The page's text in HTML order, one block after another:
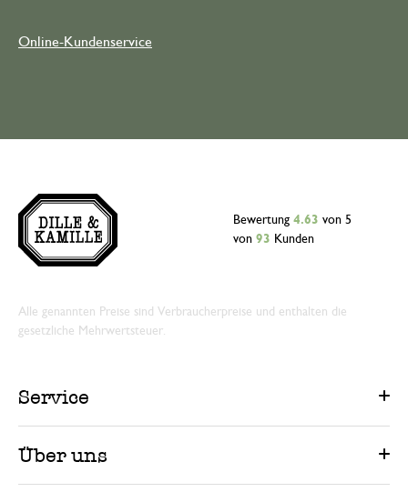
Online-Kundenservice
Bewertung 4.63 von 5
von 93 Kunden
Alle genannten Preise sind Verbraucherpreise und enthalten die
gesetzliche Mehrwertsteuer.
Service
Über uns